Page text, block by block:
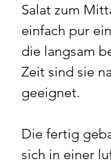
Salat zum
einfach pur
die langsam
Zeit sind sie
geeignet.
Die fertig
sich in einer